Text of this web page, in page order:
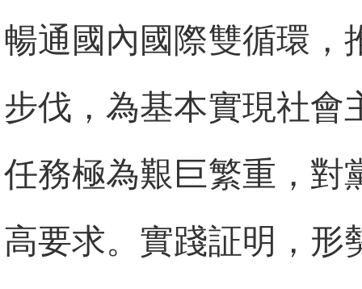
暢通國內國際雙循環，
步伐，為基本實現社會
任務極為艱巨繁重，對
高要求。實踐証明，形